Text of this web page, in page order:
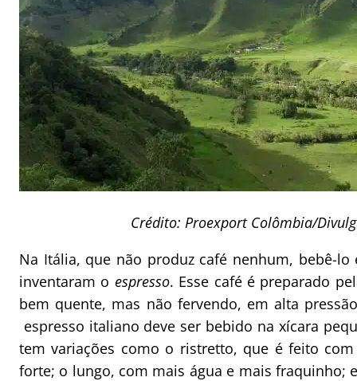
Crédito: Proexport Colômbia/
Na Itália, que não produz café nenhum, bebê-lo
inventaram o espresso. Esse café é preparado
bem quente, mas não fervendo, em alta
espresso italiano deve ser bebido na xícara
tem variações como o ristretto, que é feito
forte; o lungo, com mais água e mais fraquinho;